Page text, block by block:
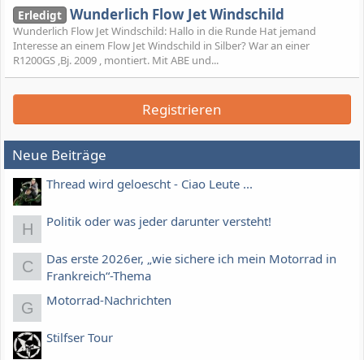
Erledigt Wunderlich Flow Jet Windschild
Wunderlich Flow Jet Windschild: Hallo in die Runde Hat jemand
Interesse an einem Flow Jet Windschild in Silber? War an einer
R1200GS ,Bj. 2009 , montiert. Mit ABE und...
Registrieren
Neue Beiträge
Thread wird geloescht - Ciao Leute ...
H Politik oder was jeder darunter versteht!
C
Das erste 2026er, „wie sichere ich mein Motorrad in
Frankreich“-Thema
G Motorrad-Nachrichten
Stilfser Tour